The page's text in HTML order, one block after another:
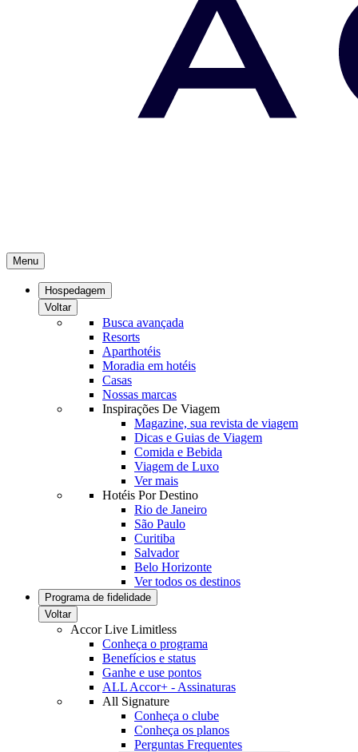
Menu
Hospedagem
Voltar
Busca avançada
Resorts
Aparthotéis
Moradia em hotéis
Casas
Nossas marcas
Inspirações De Viagem
Magazine, sua revista de viagem
Dicas e Guias de Viagem
Comida e Bebida
Viagem de Luxo
Ver mais
Hotéis Por Destino
Rio de Janeiro
São Paulo
Curitiba
Salvador
Belo Horizonte
Ver todos os destinos
Programa de fidelidade
Voltar
Accor Live Limitless
Conheça o programa
Benefícios e status
Ganhe e use pontos
ALL Accor+ - Assinaturas
All Signature
Conheça o clube
Conheça os planos
Perguntas Frequentes